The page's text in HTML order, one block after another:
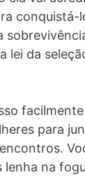
conquistá-
lei da
para
lenha na